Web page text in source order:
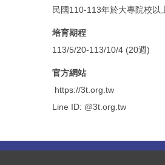
民國110-113年於大專院校以
培育期程
113/5/20-113/10/4 (20週)
官方網站
https://3t.org.tw
Line ID: @3t.org.tw